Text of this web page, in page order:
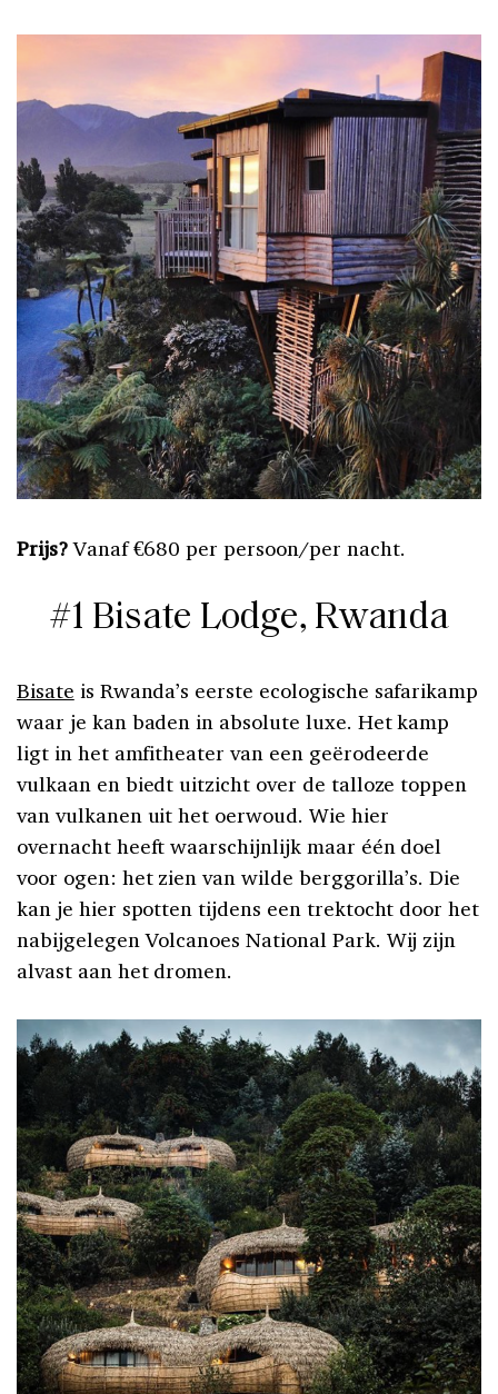
Prijs?Vanaf €680 per persoon/per nacht.
#1 Bisate Lodge, Rwanda
Bisate is Rwanda’s eerste ecologische safarikamp
waar je kan baden in absolute luxe. Het kamp
ligt in het amfitheater van een geërodeerde
vulkaan en biedt uitzicht over de talloze toppen
van vulkanen uit het oerwoud. Wie hier
overnacht heeft waarschijnlijk maar één doel
voor ogen: het zien van wilde berggorilla’s. Die
kan je hier spotten tijdens een trektocht door het
nabijgelegen Volcanoes National Park. Wij zijn
alvast aan het dromen.